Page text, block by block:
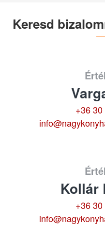
Keresd
+36
Kollár
+36